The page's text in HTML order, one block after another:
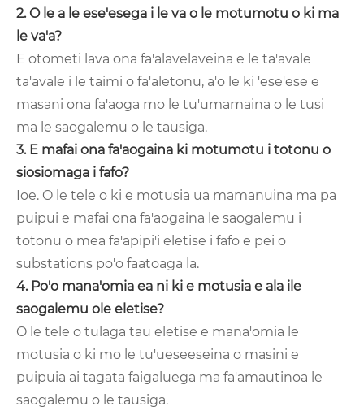
2. O le a le ese'esega i le va o le motumotu o ki ma
le va'a?
E otometi lava ona fa'alavelaveina e le ta'avale
ta'avale i le taimi o fa'aletonu, a'o le ki 'ese'ese e
masani ona fa'aoga mo le tu'umamaina o le tusi
ma le saogalemu o le tausiga.
3. E mafai ona fa'aogaina ki motumotu i totonu o
siosiomaga i fafo?
Ioe. O le tele o ki e motusia ua mamanuina ma pa
puipui e mafai ona fa'aogaina le saogalemu i
totonu o mea fa'apipi'i eletise i fafo e pei o
substations po'o faatoaga la.
4. Po'o mana'omia ea ni ki e motusia e ala ile
saogalemu ole eletise?
O le tele o tulaga tau eletise e mana'omia le
motusia o ki mo le tu'ueseeseina o masini e
puipuia ai tagata faigaluega ma fa'amautinoa le
saogalemu o le tausiga.